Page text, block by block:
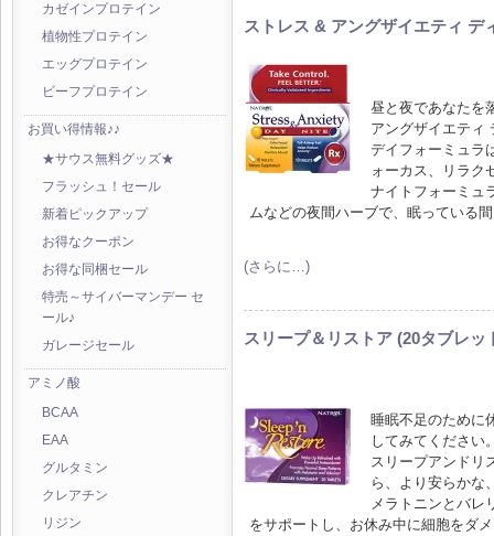
カゼインプロテイン
植物性プロテイン
エッグプロテイン
ビーフプロテイン
お買い得情報♪♪
★サウス無料グッズ★
フラッシュ！セール
新着ピックアップ
お得なクーポン
お得な同梱セール
特売～サイバーマンデー セ
ール♪
ガレージセール
アミノ酸
BCAA
EAA
グルタミン
クレアチン
リジン
ストレス & アングザイエティ デ
昼と夜であなたを
アングザイエティ
デイフォーミュラ
ォーカス、リラク
ナイトフォーミュ
ムなどの夜間ハーブで、眠っている
(さらに…)
スリープ＆リストア (20タブレッ
睡眠不足のために
してみてください
スリープアンドリ
ら、より安らかな
メラトニンとバレ
をサポートし、お休み中に細胞をダ